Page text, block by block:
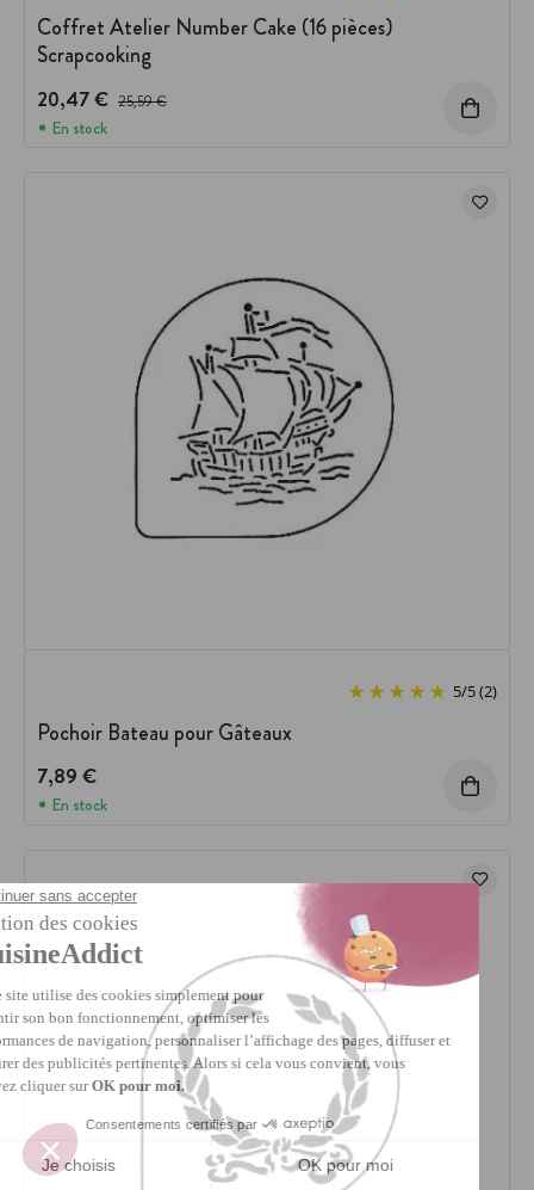
Coffret Atelier Number Cake (16 pièces)
Scrapcooking
20,47 € Prix avant réduction :
25,59 €
En stock
5/5(2)
Pochoir Bateau pour Gâteaux
7,89 €
En stock